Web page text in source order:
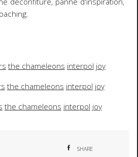
the chameleons interpol joy
the chameleons interpol joy
the chameleons interpol joy
SHARE